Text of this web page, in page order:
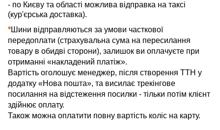
- по Києву та області можлива відправка на таксі
(кур'єрська доставка).
*Шини відправляються за умови часткової
передоплати (страхувальна сума на пересилання
товару в обидві сторони), залишок ви оплачуєте при
отриманні «накладений платіж».
Вартість оголошує менеджер, після створення ТТН у
додатку «Нова пошта», та висилає трекінгове
посилання на відстеження посилки - тільки потім клієнт
здійнює оплату.
Також можна оплатити повну вартість коліс на карту.